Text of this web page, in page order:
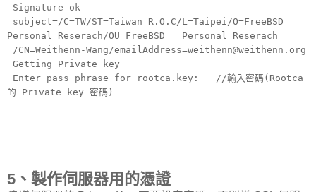
Signature ok
subject=/C=TW/ST=Taiwan R.O.C/L=Taipei/O=FreeBSD
Personal Reserach/OU=FreeBSD Personal Reserach
/CN=Weithenn-Wang/emailAddress=weithenn@weithenn.org
Getting Private key
Enter pass phrase for rootca.key: //輸入密碼(Rootca
的 Private key 密碼)
5、製作伺服器用的憑證